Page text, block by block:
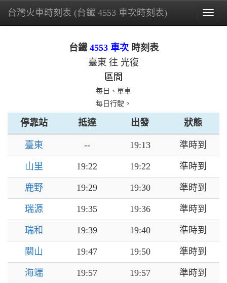
台灣火車時刻表 (台鐵 4553 車次時刻表)
台鐵4553 車次時刻表
臺東 往 光復
區間
每日、單車
每日行駛。
停靠站 抵達 出發 狀態
臺東 -- 19:13 準時到
山里 19:22 19:22 準時到
鹿野 19:29 19:30 準時到
瑞源 19:35 19:36 準時到
瑞和 19:39 19:40 準時到
關山 19:47 19:50 準時到
海端 19:57 19:57 準時到